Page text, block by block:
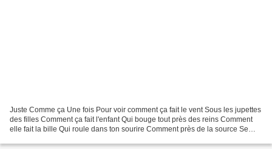
Juste Comme ça Une fois Pour voir comment ça fait le vent Sous les jupettes
des filles Comment ça fait l'enfant Qui bouge tout près des reins Comment
elle fait la bille Qui roule dans ton sourire Comment près de la source Se